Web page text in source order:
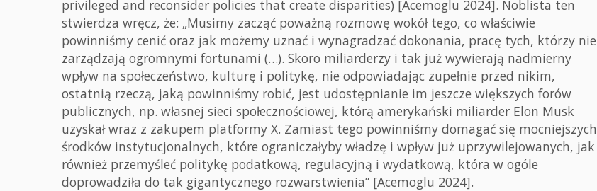
privileged and reconsider policies that create disparities) [Acemoglu 2024]. Noblista ten
stwierdza wręcz, że: „Musimy zacząć poważną rozmowę wokół tego, co właściwie
powinniśmy cenić oraz jak możemy uznać i wynagradzać dokonania, pracę tych, którzy nie
zarządzają ogromnymi fortunami (…). Skoro miliarderzy i tak już wywierają nadmierny
wpływ na społeczeństwo, kulturę i politykę, nie odpowiadając zupełnie przed nikim,
ostatnią rzeczą, jaką powinniśmy robić, jest udostępnianie im jeszcze większych forów
publicznych, np. własnej sieci społecznościowej, którą amerykański miliarder Elon Musk
uzyskał wraz z zakupem platformy X. Zamiast tego powinniśmy domagać się mocniejszych
środków instytucjonalnych, które ograniczałyby władzę i wpływ już uprzywilejowanych, jak
również przemyśleć politykę podatkową, regulacyjną i wydatkową, która w ogóle
doprowadziła do tak gigantycznego rozwarstwienia” [Acemoglu 2024].